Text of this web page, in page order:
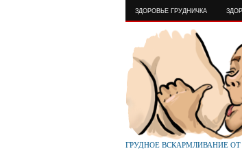
ЗДОРОВЬЕ ГРУДНИЧКА
ГРУДНОЕ ВСКАРМЛИВАНИЕ